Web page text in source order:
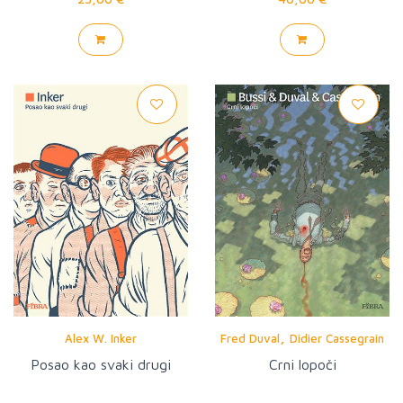
Alex W. Inker
Posao kao svaki drugi
Fred Duval Didier Cassegrain
Crni lopoči